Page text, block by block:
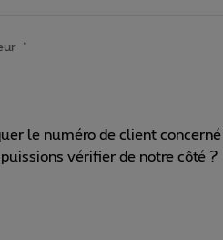
le numéro de client
vérifier de notre côté ?